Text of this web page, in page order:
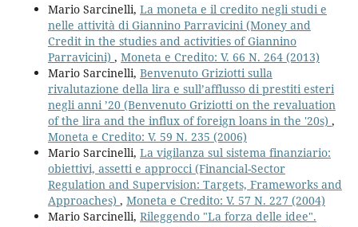
Mario Sarcinelli, La moneta e il credito negli studi e
nelle attività di Giannino Parravicini (Money and
Credit in the studies and activities of Giannino
Parravicini) , Moneta e Credito: V. 66 N. 264 (2013)
Mario Sarcinelli, Benvenuto Griziotti sulla
rivalutazione della lira e sull’afflusso di prestiti esteri
negli anni ’20 (Benvenuto Griziotti on the revaluation
of the lira and the influx of foreign loans in the '20s) ,
Moneta e Credito: V. 59 N. 235 (2006)
Mario Sarcinelli, La vigilanza sul sistema finanziario:
obiettivi, assetti e approcci (Financial-Sector
Regulation and Supervision: Targets, Frameworks and
Approaches) , Moneta e Credito: V. 57 N. 227 (2004)
Mario Sarcinelli, Rileggendo "La forza delle idee".